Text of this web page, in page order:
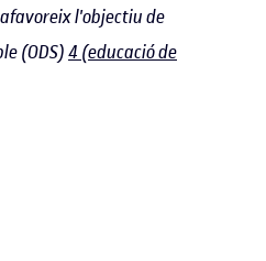
l'objectiu de
(ODS)4 (educació de